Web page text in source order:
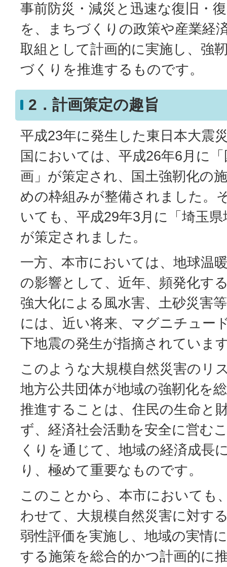
事前防災・減災と迅速な復旧・
を、まちづくりの政策や産業経
取組として計画的に実施し、強
づくりを推進するものです。
2．計画策定の趣旨
平成23年に発生した東日本大震
国においては、平成26年6月に
画」が策定され、国土強靭化の
めの枠組みが整備されました。
いても、平成29年3月に「埼玉
が策定されました。
一方、本市においては、地球温
の影響として、近年、頻発化す
強大化による風水害、土砂災害
には、近い将来、マグニチュー
下地震の発生が指摘されていま
このような大規模自然災害のリ
地方公共団体が地域の強靭化を
推進することは、住民の生命と
ず、経済社会活動を安全に営む
くりを通じて、地域の経済成長
り、極めて重要なものです。
このことから、本市においても
わせて、大規模自然災害に対す
弱性評価を実施し、地域の実情
する施策を総合的かつ計画的に